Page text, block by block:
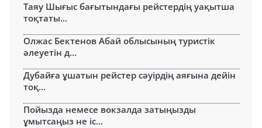
Таяу Шығыс бағытындағы рейстердің уақытша
тоқтаты...
Олжас Бектенов Абай облысының туристік
әлеуетін д...
Дубайға ұшатын рейстер сәуірдің аяғына дейін
тоқ...
Пойызда немесе вокзалда затыңызды
ұмытсаңыз не іс...